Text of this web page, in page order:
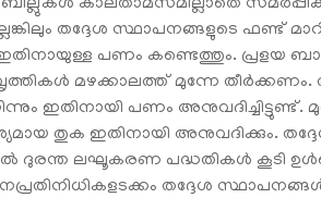
ബില്ലുകള്‍ കാലതാമസമില്ലാതെ
തദ്ദേശ സ്ഥാപനങ്ങളുടെ
ഇതിനായുള്ള പണം കണ്ടെത്തും. പ്രളയ
മഴക്കാലത്ത് മുന്നേ
ഇതിനായി പണം അനുവദിച്ചിട്ടുണ്ട്.
തുക ഇതിനായി അനുവദിക്കും.
ദുരന്ത ലഘൂകരണ പദ്ധതികള്‍ കൂടി
തദ്ദേശ